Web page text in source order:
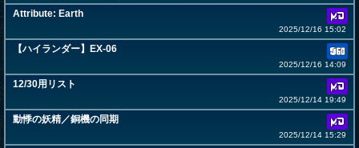
Attribute: Earth
2025/12/16 15:02
【ハイランダー】EX-06
2025/12/16 14:09
12/30用リスト
2025/12/14 19:49
動悸の妖精／銅機の同期
2025/12/14 15:29